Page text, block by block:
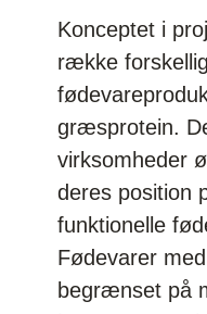
Konceptet i
række
græsprotein.
virksomheder
deres position
funktionelle
Fødevarer
begrænset på